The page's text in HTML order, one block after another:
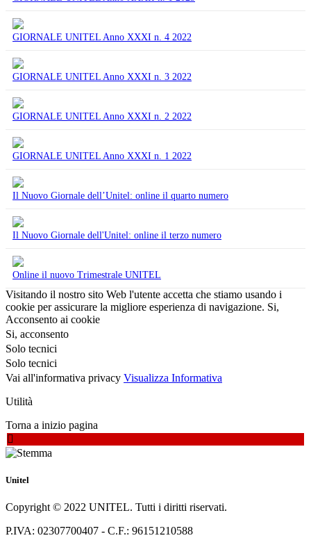
GIORNALE UNITEL Anno XXXI n. 4 2022
GIORNALE UNITEL Anno XXXI n. 3 2022
GIORNALE UNITEL Anno XXXI n. 2 2022
GIORNALE UNITEL Anno XXXI n. 1 2022
Il Nuovo Giornale dell’Unitel: online il quarto numero
Il Nuovo Giornale dell'Unitel: online il terzo numero
Online il nuovo Trimestrale UNITEL
Visitando il nostro sito Web l'utente accetta che stiamo usando i
cookie per assicurare la migliore esperienza di navigazione. Si,
Acconsento ai cookie
Si, acconsento
Solo tecnici
Solo tecnici
Vai all'informativa privacy Visualizza Informativa
Utilità
Torna a inizio pagina
Unitel
Copyright © 2022 UNITEL. Tutti i diritti riservati.
P.IVA: 02307700407 - C.F.: 96151210588